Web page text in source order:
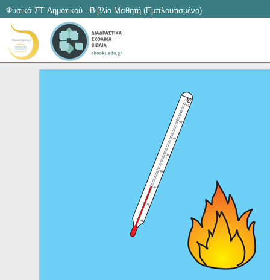
Φυσικά ΣΤ' Δημοτικού - Βιβλίο Μαθητή (Εμπλουτισμένο)